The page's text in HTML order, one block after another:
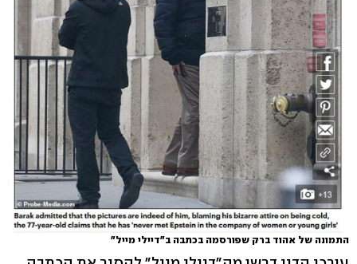
התמונה של אהוד ברק שפורסמה בכתבה ב"דיילי מייל"